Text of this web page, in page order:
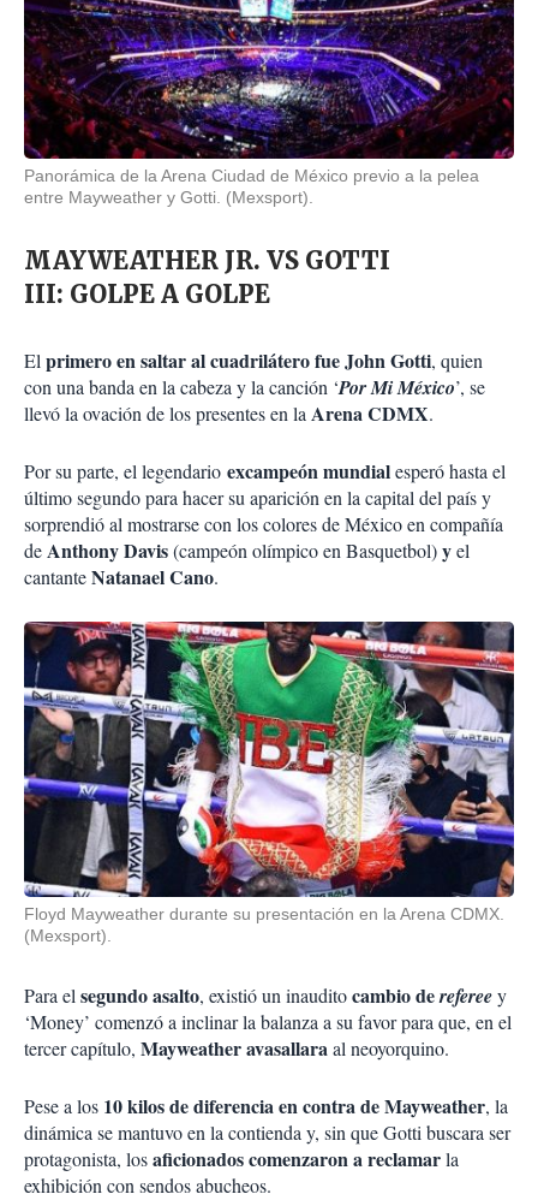
Panorámica de la Arena Ciudad de México previo a la pelea
entre Mayweather y Gotti. (Mexsport).
MAYWEATHER JR. VS GOTTI
III: GOLPE A GOLPE
Elprimero en saltar al cuadrilátero fue John Gotti, quien
con una banda en la cabeza y la canción ‘Por Mi México’, se
llevó la ovación de los presentes en laArena CDMX.
Por su parte, el legendario excampeón mundialesperó hasta el
último segundo para hacer su aparición en la capital del país y
sorprendió al mostrarse con los colores de México en compañía
deAnthony Davis(campeón olímpico en Basquetbol)yel
cantanteNatanael Cano.
Floyd Mayweather durante su presentación en la Arena CDMX.
(Mexsport).
Para elsegundo asalto, existió un inauditocambio derefereey
‘Money’ comenzó a inclinar la balanza a su favor para que, en el
tercer capítulo, Mayweather avasallaraal neoyorquino.
Pese a los 10 kilos de diferencia en contra de Mayweather, la
dinámica se mantuvo en la contienda y, sin que Gotti buscara ser
protagonista, losaficionados comenzaron a reclamarla
exhibición con sendos abucheos.